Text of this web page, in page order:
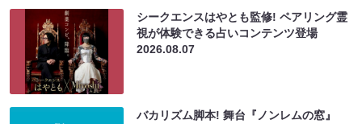
シークエンスはやとも監修! ペアリング霊
視が体験できる占いコンテンツ登場
2026.08.07
バカリズム脚本! 舞台『ノンレムの窓』